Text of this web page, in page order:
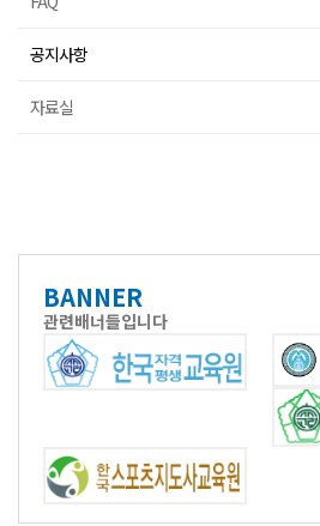
공지사항
자료실
BANNER
관련배너들입니다